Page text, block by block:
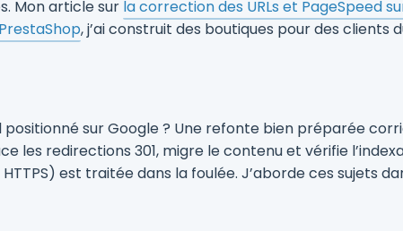
Mon article sur la correction des URLs et PageSpeed
, j’ai construit des boutiques pour des clients
sur Google ? Une refonte bien préparée
les redirections 301, migre le contenu et vérifie
est traitée dans la foulée. J’aborde ces sujets